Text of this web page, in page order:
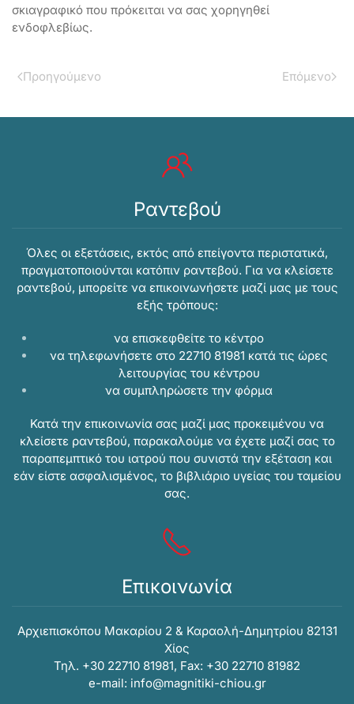
σκιαγραφικό που πρόκειται να σας χορηγηθεί
ενδοφλεβίως.
Προηγούμενο Επόμενο
Ραντεβού
Όλες οι εξετάσεις, εκτός από επείγοντα περιστατικά,
πραγματοποιούνται κατόπιν ραντεβού. Για να κλείσετε
ραντεβού, μπορείτε να επικοινωνήσετε μαζί μας με τους
εξής τρόπους:
να επισκεφθείτε το κέντρο
να τηλεφωνήσετε στο 22710 81981 κατά τις ώρες
λειτουργίας του κέντρου
να συμπληρώσετε την φόρμα
Κατά την επικοινωνία σας μαζί μας προκειμένου να
κλείσετε ραντεβού, παρακαλούμε να έχετε μαζί σας το
παραπεμπτικό του ιατρού που συνιστά την εξέταση και
εάν είστε ασφαλισμένος, το βιβλιάριο υγείας του ταμείου
σας.
Επικοινωνία
Αρχιεπισκόπου Μακαρίου 2 & Καραολή-Δημητρίου 82131
Xίος
Τηλ. +30 22710 81981, Fax: +30 22710 81982
e-mail: info@magnitiki-chiou.gr